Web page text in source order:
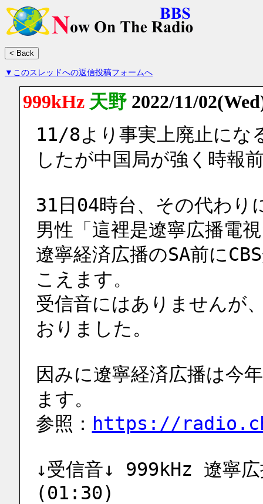
▼このスレッドへの返信投稿フォームへ
999kHz 天野 2022/11/
11/8より事実上廃止にな
したが中国局が強く時報
31日04時台、その代わり
男性「這裡是遼寧広播電
遼寧経済広播のSA前に
こえます。
受信音にはありませんが
おりました。
因みに遼寧経済広播は今
ます。
参照： https://
↓受信音↓ 999kHz 遼寧
(01:30)